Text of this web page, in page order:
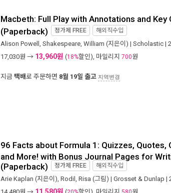
Macbeth: Full Play with Annotations and Key
(Paperback) 정가제 FREE 해외직수입
Alison Powell , Shakespeare, William (지은이) | Scholastic |
17,030원 → 13,960원 (18%할인), 마일리지 700원
지금 택배로 주문하면 8월 19일 출고 지역변경
96 Facts about Formula 1: Quizzes, Quotes,
and More! with Bonus Journal Pages for
(Paperback)
정가제 FREE 해외직수입
Arie Kaplan (지은이), Rodil, Risa (그림) | Grosset & Dunlap |